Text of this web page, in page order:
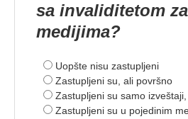
sa invaliditetom
medijima?
Uopšte nisu zastupljeni
Zastupljeni su, ali površno
Zastupljeni su samo
Zastupljeni su u pojedinim